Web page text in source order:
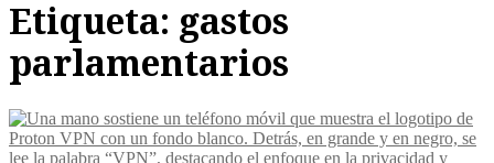
Etiqueta: gastos
parlamentarios